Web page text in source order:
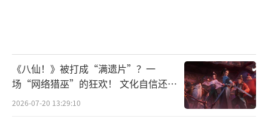
《八仙！》被打成“满遗片”？一
场“网络猎巫”的狂欢！ 文化自信还是
焦虑？
2026-07-20 13:29:10